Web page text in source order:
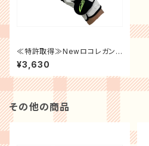
≪特許取得≫Newロコレガンゴ
ルフ用グローブ発売記念特典！
詳細は商品説明欄をご覧くださ
い
¥3,630
その他の商品